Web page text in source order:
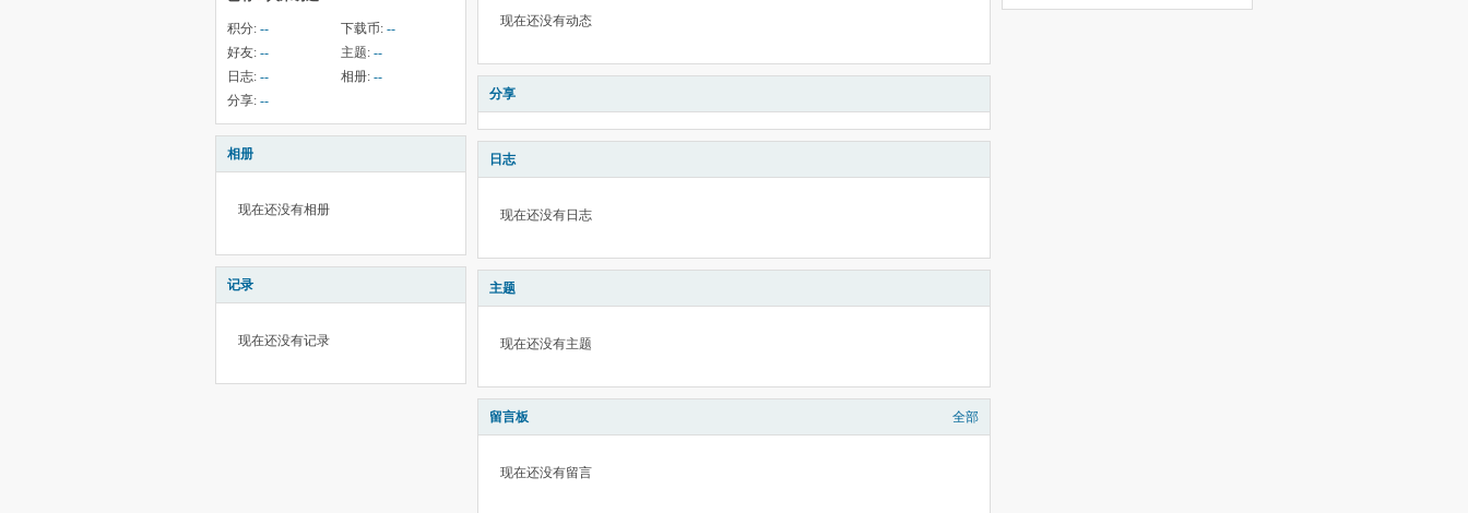
积分: -- 下载币: --
好友: -- 主题: --
日志: -- 相册: --
分享: --
相册
现在还没有相册
记录
现在还没有记录
现在还没有动态
分享
日志
现在还没有日志
主题
现在还没有主题
留言板 全部
现在还没有留言